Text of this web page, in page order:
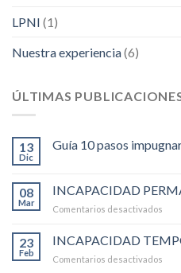
LPNI (1)
Nuestra experiencia(6)
ÚLTIMAS
13
Dic
Guía 10 pasos
08
Mar
INCAPACIDAD
Comentarios desactivados
23
Feb
INCAPACIDAD
Comentarios desactivados